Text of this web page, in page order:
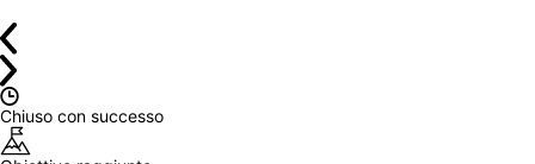
Chiuso con successo